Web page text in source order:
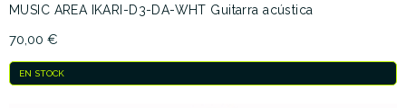
MUSIC AREA IKARI-D3-DA-WHT Guitarra acústica
70,00 €
EN STOCK